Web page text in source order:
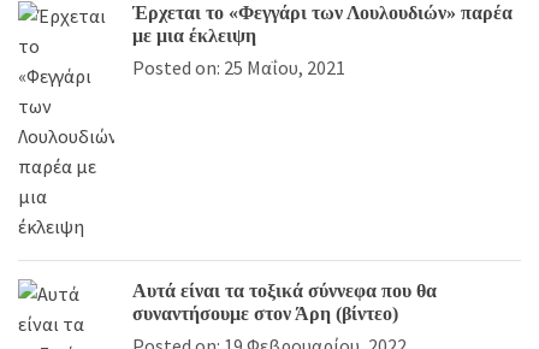
Έρχεται το «Φεγγάρι των Λουλουδιών» παρέα
με μια έκλειψη
Posted on: 25 Μαΐου, 2021
Αυτά είναι τα τοξικά σύννεφα που θα
συναντήσουμε στον Άρη (βίντεο)